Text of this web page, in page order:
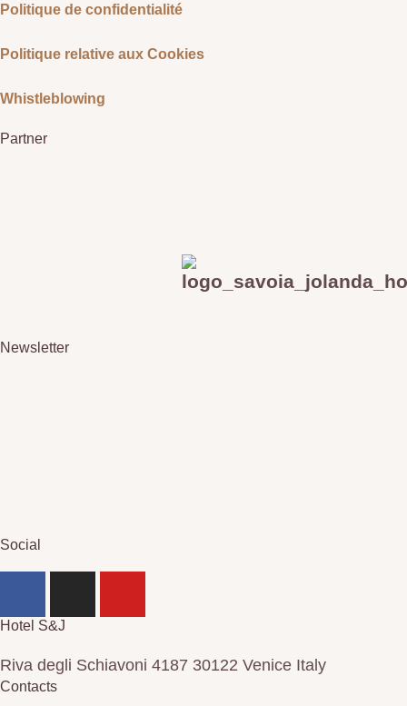
Politique de confidentialité
Politique relative aux Cookies
Whistleblowing
Partner
Newsletter
Social
Hotel S&J
Riva degli Schiavoni 4187 30122 Venice Italy
Contacts